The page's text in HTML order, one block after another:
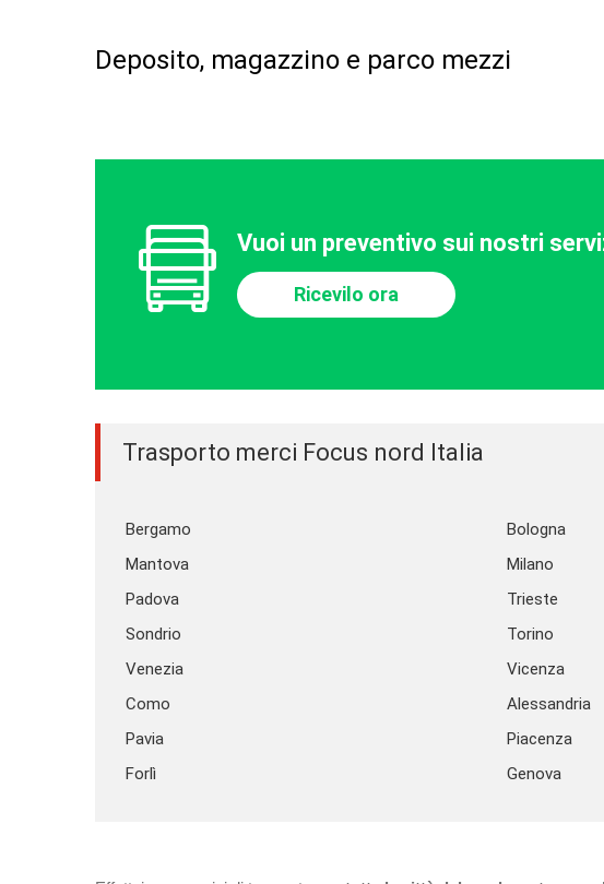
Deposito, magazzino e parco mezzi
Vuoi un preventivo sui nostri
Ricevilo ora
Trasporto merci Focus nord Italia
Bergamo Bologna
Mantova
Milano
Padova
Trieste
Sondrio
Torino
Venezia
Vicenza
Como
Alessandria
Pavia
Piacenza
Forlì
Genova